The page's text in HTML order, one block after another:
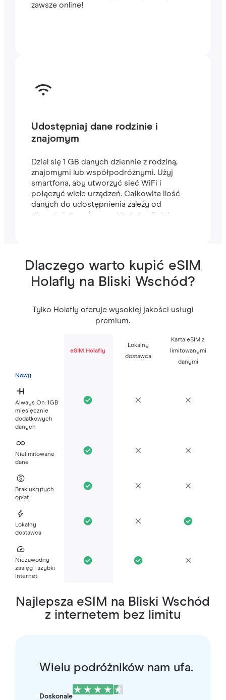
zawsze online!
Udostępniaj dane rodzinie i
znajomym
Dziel się 1 GB danych dziennie z rodziną,
znajomymi lub współpodróżnymi. Użyj
smartfona, aby utworzyć sieć WiFi i
połączyć wiele urządzeń. Całkowita ilość
danych do udostępnienia zależy od
długości planu (na przykład plan 7-dniowy
Dlaczego warto kupić eSIM
Holafly na Bliski Wschód?
Tylko Holafly oferuje wysokiej jakości usługi
premium.
eSIM Holafly
Lokalny
dostawca
Karta eSIM z
limitowanymi
danymi
Nowy
Always On: 1GB
miesięcznie
dodatkowych
danych
Nielimitowane
dane
Brak ukrytych
opłat
Lokalny
dostawca
Niezawodny
zasięg i szybki
Internet
Najlepsza eSIM na Bliski Wschód
z internetem bez limitu
Wielu podróżników nam ufa.
Doskonale